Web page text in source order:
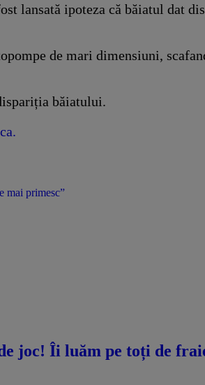
lansată ipoteza că băiatul dat
de mari dimensiuni,
băiatului.
mai primesc”
joc! Îi luăm pe toți de